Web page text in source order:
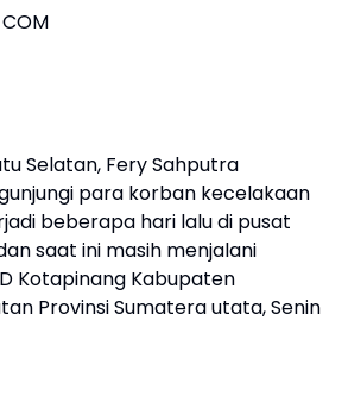
Selatan, Fery Sahputra
para korban kecelakaan
beberapa hari lalu di pusat
saat ini masih menjalani
Kotapinang Kabupaten
Provinsi Sumatera utata, Senin